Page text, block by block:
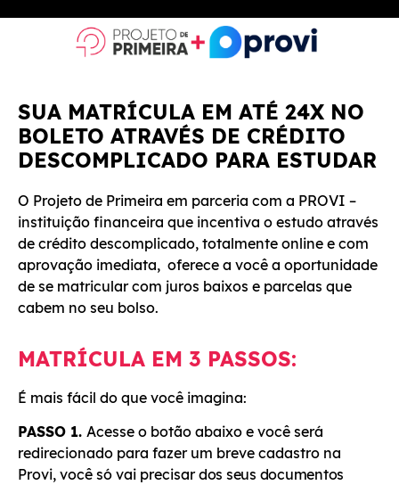
SUA MATRÍCULA EM ATÉ 24X NO
BOLETO ATRAVÉS DE CRÉDITO
DESCOMPLICADO PARA ESTUDAR
O Projeto de Primeira em parceria com a PROVI –
instituição financeira que incentiva o estudo através
de crédito descomplicado, totalmente online e com
aprovação imediata, oferece a você a oportunidade
de se matricular com juros baixos e parcelas que
cabem no seu bolso.
MATRÍCULA EM 3 PASSOS:
É mais fácil do que você imagina:
PASSO 1. Acesse o botão abaixo e você será
redirecionado para fazer um breve cadastro na
Provi, você só vai precisardos seus documentos